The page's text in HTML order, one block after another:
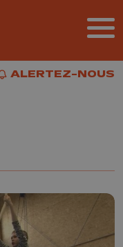
ALERTEZ-NOUS
ALERTEZ-NOUS